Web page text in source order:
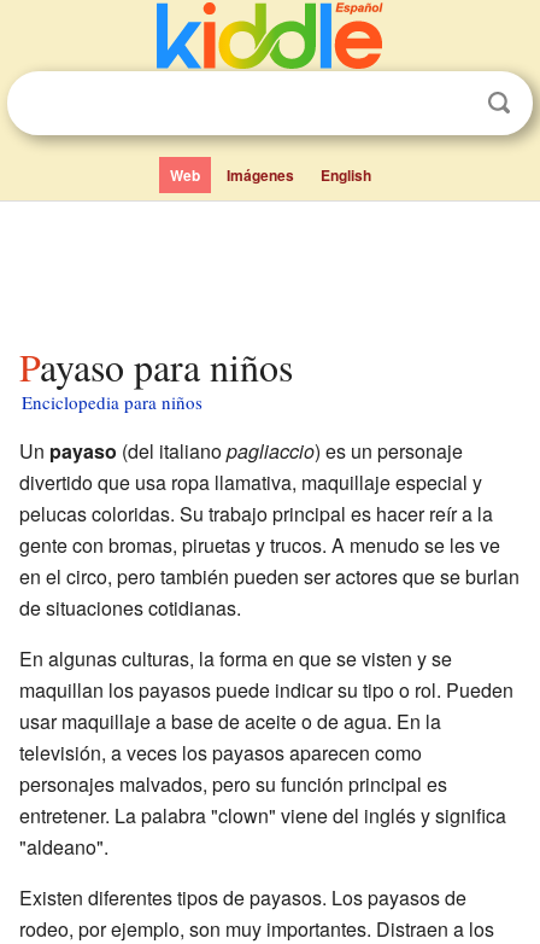
Web Imágenes English
Payaso para niños
Enciclopedia para niños
Un payaso (del italianopagliaccio) es un personaje
divertido que usa ropa llamativa, maquillaje especial y
pelucas coloridas. Su trabajo principal es hacer reír a la
gente con bromas, piruetas y trucos. A menudo se les ve
en el circo, pero también pueden ser actores que se burlan
de situaciones cotidianas.
En algunas culturas, la forma en que se visten y se
maquillan los payasos puede indicar su tipo o rol. Pueden
usar maquillaje a base de aceite o de agua. En la
televisión, a veces los payasos aparecen como
personajes malvados, pero su función principal es
entretener. La palabra "clown" viene del inglés y significa
"aldeano".
Existen diferentes tipos de payasos. Los payasos de
rodeo, por ejemplo, son muy importantes. Distraen a los